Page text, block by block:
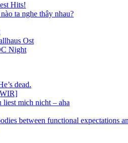
Hits!
ta nghe thây nhau?
Ost
Night
dead.
mich nicht – aha
between functional expectations